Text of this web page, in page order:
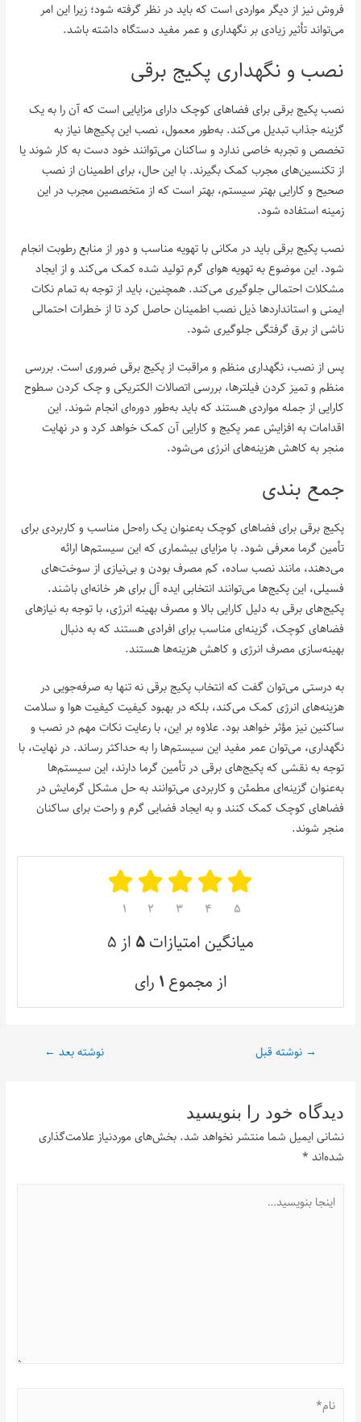
فروش نیز از دیگر مواردی است که باید در نظر گرفته شود؛ زیرا این امر
می‌تواند تأثیر زیادی بر نگهداری و عمر مفید دستگاه داشته باشد.
نصب و نگهداری پکیج برقی
نصب پکیج برقی برای فضاهای کوچک دارای مزایایی است که آن را به یک
گزینه جذاب تبدیل می‌کند. به‌طور معمول، نصب این پکیج‌ها نیاز به
تخصص و تجربه خاصی ندارد و ساکنان می‌توانند خود دست به کار شوند یا
از تکنسین‌های مجرب کمک بگیرند. با این حال، برای اطمینان از نصب
صحیح و کارایی بهتر سیستم، بهتر است که از متخصصین مجرب در این
زمینه استفاده شود.
نصب پکیج برقی باید در مکانی با تهویه مناسب و دور از منابع رطوبت انجام
شود. این موضوع به تهویه هوای گرم تولید شده کمک می‌کند و از ایجاد
مشکلات احتمالی جلوگیری می‌کند. همچنین، باید از توجه به تمام نکات
ایمنی و استانداردها ذیل نصب اطمینان حاصل کرد تا از خطرات احتمالی
ناشی از برق گرفتگی جلوگیری شود.
پس از نصب، نگهداری منظم و مراقبت از پکیج برقی ضروری است. بررسی
منظم و تمیز کردن فیلترها، بررسی اتصالات الکتریکی و چک کردن سطوح
کارایی از جمله مواردی هستند که باید به‌طور دوره‌ای انجام شوند. این
اقدامات به افزایش عمر پکیج و کارایی آن کمک خواهد کرد و در نهایت
منجر به کاهش هزینه‌های انرژی می‌شود.
جمع بندی
پکیج برقی برای فضاهای کوچک به‌عنوان یک راه‌حل مناسب و کاربردی برای
تأمین گرما معرفی شود. با مزایای بیشماری که این سیستم‌ها ارائه
می‌دهند، مانند نصب ساده، کم مصرف بودن و بی‌نیازی از سوخت‌های
فسیلی، این پکیج‌ها می‌توانند انتخابی ایده آل برای هر خانه‌ای باشند.
پکیج‌های برقی به دلیل کارایی بالا و مصرف بهینه انرژی، با توجه به نیازهای
فضاهای کوچک، گزینه‌ای مناسب برای افرادی هستند که به دنبال
بهینه‌سازی مصرف انرژی و کاهش هزینه‌ها هستند.
به درستی می‌توان گفت که انتخاب پکیج برقی نه تنها به صرفه‌جویی در
هزینه‌های انرژی کمک می‌کند، بلکه در بهبود کیفیت کیفیت هوا و سلامت
ساکنین نیز مؤثر خواهد بود. علاوه بر این، با رعایت نکات مهم در نصب و
نگهداری، می‌توان عمر مفید این سیستم‌ها را به حداکثر رساند. در نهایت، با
توجه به نقشی که پکیج‌های برقی در تأمین گرما دارند، این سیستم‌ها
به‌عنوان گزینه‌ای مطمئن و کاربردی می‌توانند به حل مشکل گرمایش در
فضاهای کوچک کمک کنند و به ایجاد فضایی گرم و راحت برای ساکنان
منجر شوند.
۱ ۲ ۳ ۴ ۵
میانگین امتیازات۵ از ۵
از مجموع ۱ رای
→ نوشته قبل نوشته بعد ←
دیدگاه‌ خود را بنویسید
نشانی ایمیل شما منتشر نخواهد شد. بخش‌های موردنیاز علامت‌گذاری
شده‌اند *